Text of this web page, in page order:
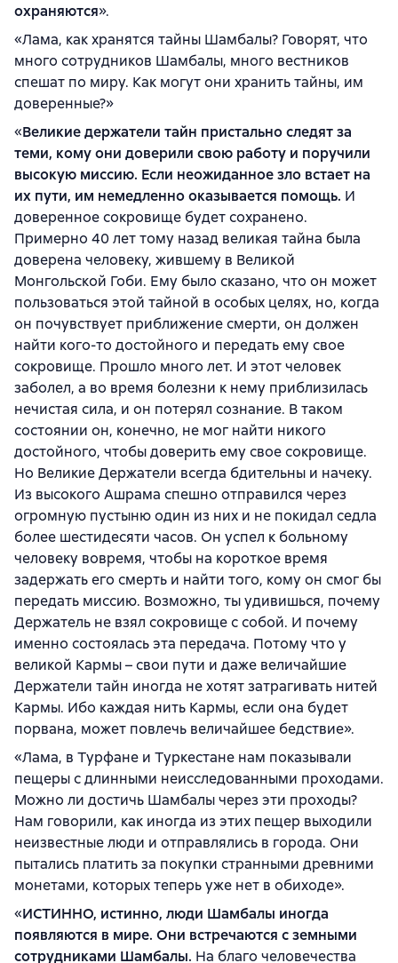
охраняются».
«Лама, как хранятся тайны Шамбалы? Говорят, что
много сотрудников Шамбалы, много вестников
спешат по миру. Как могут они хранить тайны, им
доверенные?»
«Великие держатели тайн пристально следят за
теми, кому они доверили свою работу и поручили
высокую миссию. Если неожиданное зло встает на
их пути, им немедленно оказывается помощь. И
доверенное сокровище будет сохранено.
Примерно 40 лет тому назад великая тайна была
доверена человеку, жившему в Великой
Монгольской Гоби. Ему было сказано, что он может
пользоваться этой тайной в особых целях, но, когда
он почувствует приближение смерти, он должен
найти кого-то достойного и передать ему свое
сокровище. Прошло много лет. И этот человек
заболел, а во время болезни к нему приблизилась
нечистая сила, и он потерял сознание. В таком
состоянии он, конечно, не мог найти никого
достойного, чтобы доверить ему свое сокровище.
Но Великие Держатели всегда бдительны и начеку.
Из высокого Ашрама спешно отправился через
огромную пустыню один из них и не покидал седла
более шестидесяти часов. Он успел к больному
человеку вовремя, чтобы на короткое время
задержать его смерть и найти того, кому он смог бы
передать миссию. Возможно, ты удивишься, почему
Держатель не взял сокровище с собой. И почему
именно состоялась эта передача. Потому что у
великой Кармы – свои пути и даже величайшие
Держатели тайн иногда не хотят затрагивать нитей
Кармы. Ибо каждая нить Кармы, если она будет
порвана, может повлечь величайшее бедствие».
«Лама, в Турфане и Туркестане нам показывали
пещеры с длинными неисследованными проходами.
Можно ли достичь Шамбалы через эти проходы?
Нам говорили, как иногда из этих пещер выходили
неизвестные люди и отправлялись в города. Они
пытались платить за покупки странными древними
монетами, которых теперь уже нет в обиходе».
«ИСТИННО, истинно, люди Шамбалы иногда
появляются в мире. Они встречаются с земными
сотрудниками Шамбалы. На благо человечества